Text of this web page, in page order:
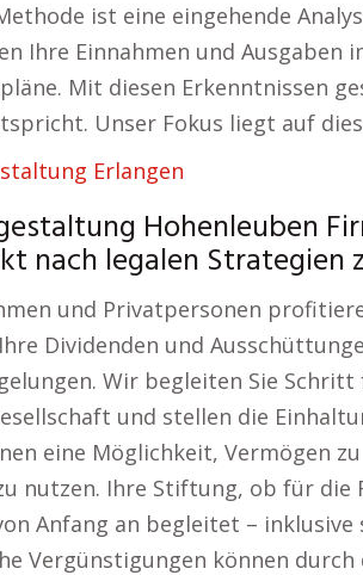
ist eine eingehende
Ihre Einnahmen und Ausgaben
Mit diesen Erkenntnissen
Unser Fokus liegt auf
Erlangen
Hohenleuben
nach legalen Strategien
und Privatpersonen
Dividenden und
Wir begleiten Sie
und stellen die
eine Möglichkeit, Vermögen
nutzen. Ihre Stiftung, ob für die
Anfang an begleitet –
Vergünstigungen können